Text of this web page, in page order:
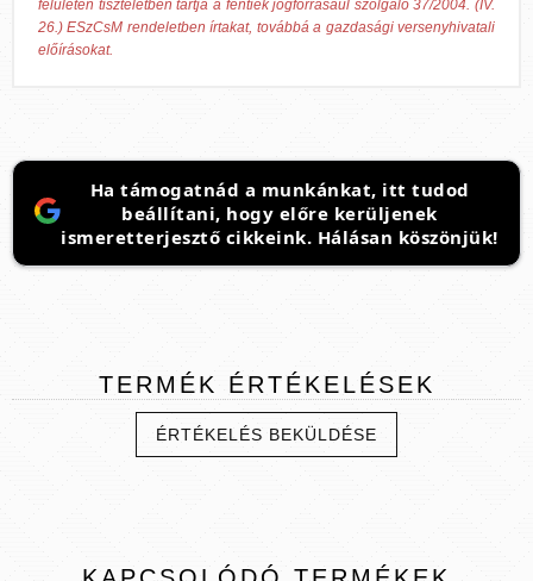
felületén tiszteletben tartja a fentiek jogforrásául szolgáló 37/2004. (IV.
26.) ESzCsM rendeletben írtakat, továbbá a gazdasági versenyhivatali
előírásokat.
Ha támogatnád a munkánkat, itt tudod
beállítani, hogy előre kerüljenek
ismeretterjesztő cikkeink. Hálásan köszönjük!
TERMÉK ÉRTÉKELÉSEK
ÉRTÉKELÉS BEKÜLDÉSE